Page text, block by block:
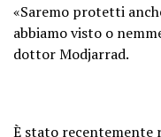
«Saremo protetti
abbiamo visto o
dottor Modjarrad.
È stato recentemente